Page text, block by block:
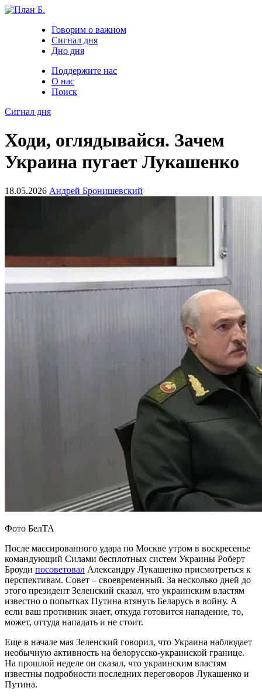
Говорим о важном
Сигнал дня
Дно дня
Поддержите нас
О нас
Поиск
Сигнал дня
Ходи, оглядывайся. Зачем
Украина пугает Лукашенко
18.05.2026 Андрей Бронишевский
Фото БелТА
После массированного удара по Москве утром в воскресенье
командующий Силами бесплотных систем Украины Роберт
Броуди посоветовал Александру Лукашенко присмотреться к
перспективам. Совет – своевременный. За несколько дней до
этого президент Зеленский сказал, что украинским властям
известно о попытках Путина втянуть Беларусь в войну. А
если ваш противник знает, откуда готовится нападение, то,
может, оттуда нападать и не стоит.
Еще в начале мая Зеленский говорил, что Украина наблюдает
необычную активность на белорусско-украинской границе.
На прошлой неделе он сказал, что украинским властям
известны подробности последних переговоров Лукашенко и
Путина.